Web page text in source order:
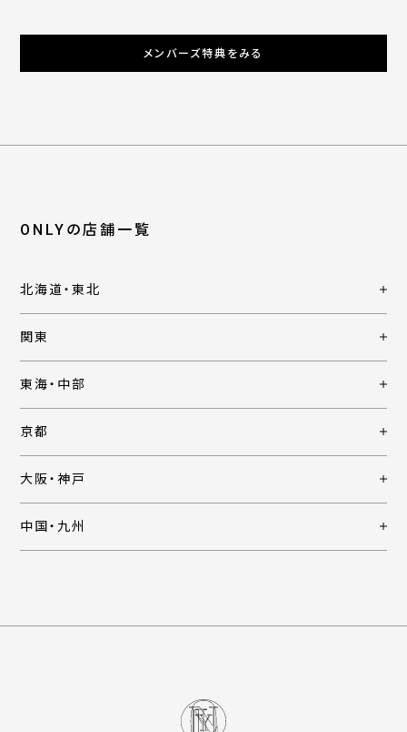
メンバーズ特典をみる
ONLYの店舗一覧
北海道・東北
関東
東海・中部
京都
大阪・神戸
中国・九州